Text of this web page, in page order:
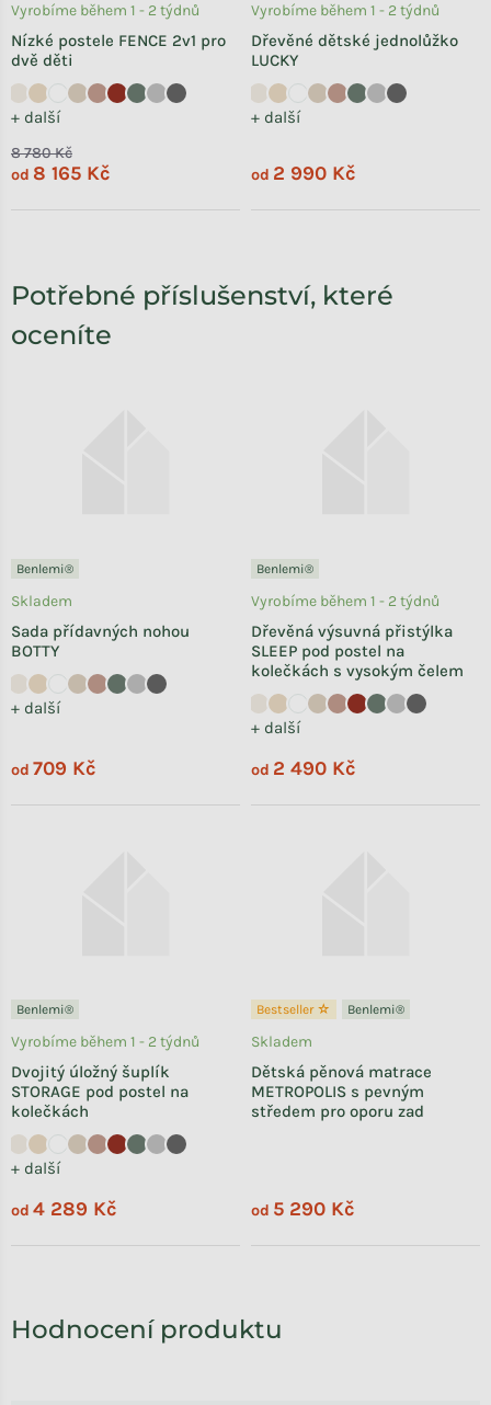
Nízké postele FENCE 2v1 pro
dvě děti
+ další
Vyrobíme během 1 - 2 týdnů
8 780 Kč
od 8 165 Kč
Dřevěné dětské jednolůžko
LUCKY
+ další
Vyrobíme během 1 - 2 týdnů
od 2 990 Kč
Hodnocení produktu
Potřebné příslušenství, které
oceníte
Benlemi®
Sada přídavných nohou
BOTTY
+ další
Skladem
od 709 Kč
Benlemi®
Dřevěná výsuvná přistýlka
SLEEP pod postel na
kolečkách s vysokým čelem
+ další
Vyrobíme během 1 - 2 týdnů
od 2 490 Kč
Benlemi®
Dvojitý úložný šuplík
STORAGE pod postel na
kolečkách
+ další
Vyrobíme během 1 - 2 týdnů
od 4 289 Kč
Bestseller ☆ Benlemi®
Dětská pěnová matrace
METROPOLIS s pevným
středem pro oporu zad
Skladem
od 5 290 Kč